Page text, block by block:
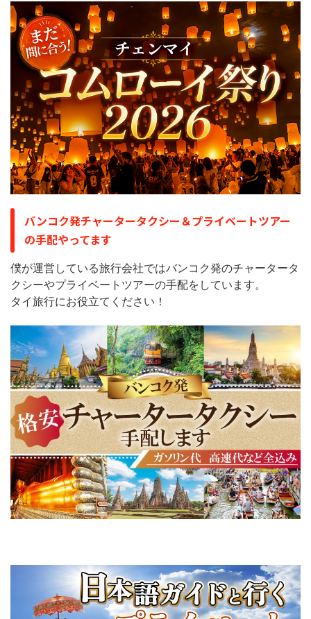
バンコク発チャータータクシー＆プライベートツアー
の手配やってます
僕が運営している旅行会社ではバンコク発のチャータータ
クシーやプライベートツアーの手配をしています。
タイ旅行にお役立てください！